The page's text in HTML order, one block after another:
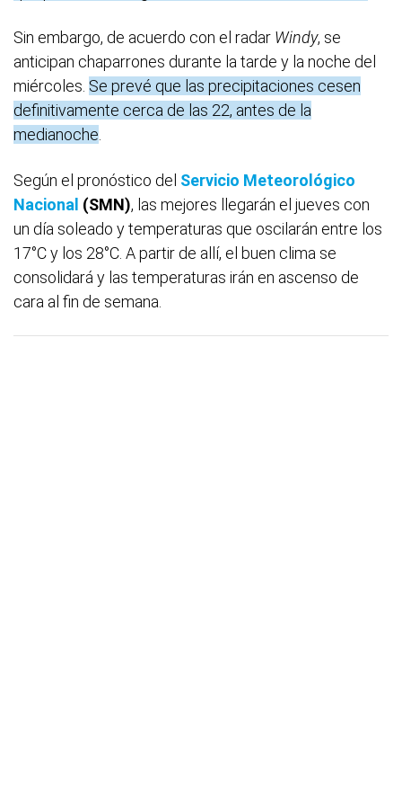
Sin embargo, de acuerdo con el radar Windy, se
anticipan chaparrones durante la tarde y la noche del
miércoles. Se prevé que las precipitaciones cesen
definitivamente cerca de las 22, antes de la
medianoche
Según el pronóstico del Servicio Meteorológico
Nacional (SMN), las mejores llegarán el jueves con
un día soleado y temperaturas que oscilarán entre los
17°C y los 28°C. A partir de allí, el buen clima se
consolidará y las temperaturas irán en ascenso de
cara al fin de semana.